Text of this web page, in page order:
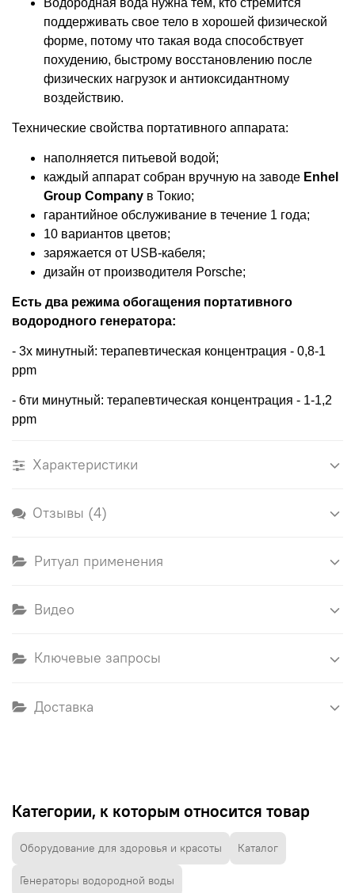
Водородная вода нужна тем, кто стремится
поддерживать свое тело в хорошей физической
форме, потому что такая вода способствует
похудению, быстрому восстановлению после
физических нагрузок и антиоксидантному
воздействию.
Технические свойства портативного аппарата:
наполняется питьевой водой;
каждый аппарат собран вручную на заводе Enhel
Group Company в Токио;
гарантийное обслуживание в течение 1 года;
10 вариантов цветов;
заряжается от USB-кабеля;
дизайн от производителя Porsche;
Есть два режима обогащения портативного
водородного генератора:
- 3х минутный: терапевтическая концентрация - 0,8-1
ppm
- 6ти минутный: терапевтическая концентрация - 1-1,2
ppm
Характеристики
Отзывы (4)
Ритуал применения
Видео
Ключевые запросы
Доставка
Категории, к которым относится товар
Оборудование для здоровья и красоты Каталог
Генераторы водородной воды